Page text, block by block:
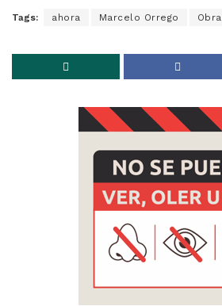
Tags: ahora Marcelo Orrego Obra